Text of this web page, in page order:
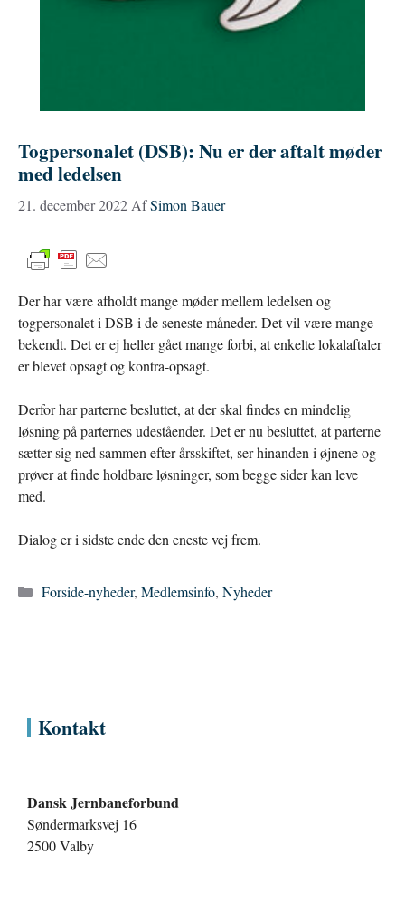
Togpersonalet (DSB): Nu er der aftalt møder
med ledelsen
21. december 2022 AfSimon Bauer
Der har være afholdt mange møder mellem ledelsen og
togpersonalet i DSB i de seneste måneder. Det vil være mange
bekendt. Det er ej heller gået mange forbi, at enkelte lokalaftaler
er blevet opsagt og kontra-opsagt.
Derfor har parterne besluttet, at der skal findes en mindelig
løsning på parternes udeståender. Det er nu besluttet, at parterne
sætter sig ned sammen efter årsskiftet, ser hinanden i øjnene og
prøver at finde holdbare løsninger, som begge sider kan leve
med.
Dialog er i sidste ende den eneste vej frem.
Kategorier
Forside-nyheder, Medlemsinfo, Nyheder
Kontakt
Dansk Jernbaneforbund
Søndermarksvej 16
2500 Valby